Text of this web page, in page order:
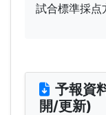
試合標準採点
予報資
開/更新)